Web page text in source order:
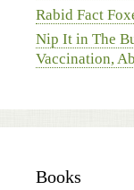
Rabid Fact
Nip It in The
Vaccination,
Books